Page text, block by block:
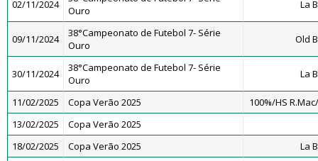
02/11/2024
Ouro
La
09/11/2024
38°Campeonato de Futebol 7- Série
Ouro
Old
30/11/2024
38°Campeonato de Futebol 7- Série
Ouro
La
11/02/2025 Copa Verão 2025
100%/HS
13/02/2025
Copa Verão 2025
18/02/2025
Copa Verão 2025
La